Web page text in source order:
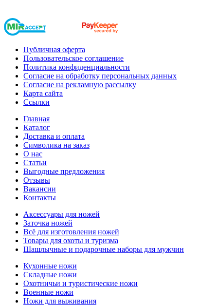
Публичная оферта
Пользовательское соглашение
Политика конфиденциальности
Согласие на обработку персональных данных
Согласие на рекламную рассылку
Карта сайта
Ссылки
Главная
Каталог
Доставка и оплата
Символика на заказ
О нас
Статьи
Выгодные предложения
Отзывы
Вакансии
Контакты
Аксессуары для ножей
Заточка ножей
Всё для изготовления ножей
Товары для охоты и туризма
Шашлычные и подарочные наборы для мужчин
Кухонные ножи
Складные ножи
Охотничьи и туристические ножи
Военные ножи
Ножи для выживания